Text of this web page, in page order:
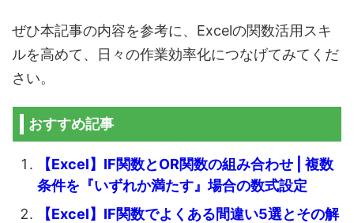
ぜひ本記事の内容を参考に、Excelの関数活用スキ
ルを高めて、日々の作業効率化につなげてみてくだ
さい。
おすすめ記事
【Excel】IF関数とOR関数の組み合わせ | 複数
条件を『いずれか満たす』場合の数式設定
【Excel】IF関数でよくある間違い5選とその解